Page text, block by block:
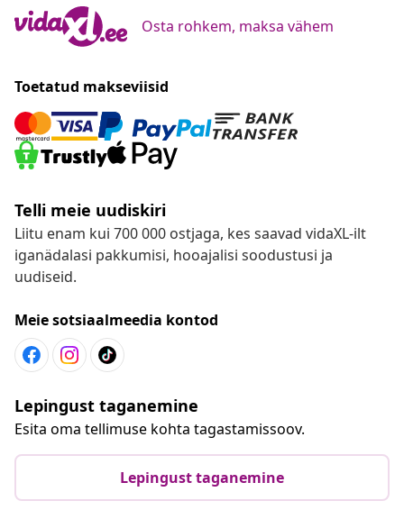
Osta rohkem, maksa vähem
Toetatud makseviisid
Telli meie uudiskiri
Liitu enam kui 700 000 ostjaga, kes saavad vidaXL-ilt
iganädalasi pakkumisi, hooajalisi soodustusi ja
uudiseid.
Meie sotsiaalmeedia kontod
Lepingust taganemine
Esita oma tellimuse kohta tagastamissoov.
Lepingust taganemine